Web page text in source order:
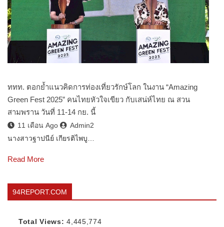
ททท. ตอกย้ำแนวคิดการท่องเที่ยวรักษ์โลก ในงาน “Amazing
Green Fest 2025” คนไทยหัวใจเขียว กับเสน่ห์ไทย ณ สวน
สามพราน วันที่ 11-14 กย. นี้
11 เดือน Ago
Admin2
นางสาวฐาปนีย์ เกียรติไพบู…
Read More
94REPORT.COM
Total Views:4,445,774